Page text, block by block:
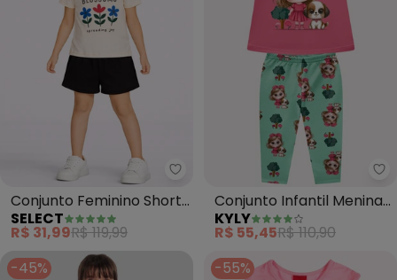
Select - Conjunto Feminino
Conjunto Feminino Short
e Blusa Estampada
(Rosa)
SELECT
R$ 31,99R$ 119,99
Conjunto Infantil Menina
Estampa (Rosa)
KYLY
R$ 55,45R$ 110,90
-45%
-55%